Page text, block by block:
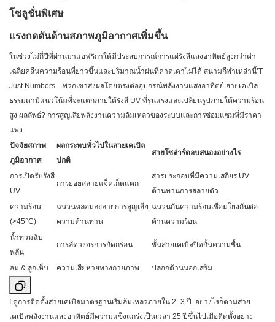
โซลูชั่นพิเศษ
แรงกดดันด้านสภาพภูมิอากาศเพิ่มขึ้น
ในช่วงไม่กี่ปีที่ผ่านมาแอฟริกาใต้มีประสบการณ์การแผ่รังสีแสงอาทิตย์สูงกว่าค่า
เฉลี่ยคลื่นความร้อนที่ยาวขึ้นและปริมาณน้ำฝนที่คาดเดาไม่ได้ สนามกีฬาเหล่านี้’T
Just Numbers—พวกเขาส่งผลโดยตรงต่ออุปกรณ์พลังงานแสงอาทิตย์ สายเคเบิล
ธรรมดามีแนวโน้มที่จะแตกภายใต้รังสี UV ที่รุนแรงและเปลี่ยนรูปภายใต้ความร้อน
สูง ผลลัพธ์? การสูญเสียพลังงานความล้มเหลวของระบบและการซ่อมแซมที่มีราคา
แพง
ปัจจัยสภาพ
ภูมิอากาศ
ผลกระทบทั่วไปในสายเคเบิล
ปกติ
สายโซล่าร์ตอบสนองอย่างไร
การเปิดรับรังสี
UV
การย่อยสลายแจ็คเก็ตแตก
สารประกอบที่มีความเสถียร UV
ต้านทานการสลายตัว
ความร้อน
(>45°C)
ฉนวนหลอมละลายการสูญเสีย
ความต้านทาน
ฉนวนกันความร้อนเชื่อมโยงกันต่อ
ต้านความร้อน
น้ำท่วมฉับ
พลัน
การลัดวงจรการกัดกร่อน ชั้นสายเคเบิลปิดกั้นความชื้น
ลม & ลูกเห็บ ความเสียหายทางกายภาพ ปลอกด้านนอกเสริม
I’ดูการติดตั้งสายเคเบิลมาตรฐานเริ่มล้มเหลวภายใน 2–3 ปี. อย่างไรก็ตามสาย
เคเบิลพลังงานแสงอาทิตย์มีความแข็งแกร่งเป็นเวลา 25 ปีขึ้นไปเมื่อติดตั้งอย่าง